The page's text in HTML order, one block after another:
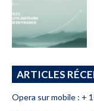
ARTICLES
Opera sur mobile : +